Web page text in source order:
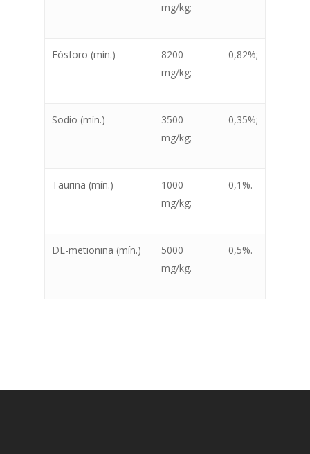
mg/kg;
Fósforo (mín.)
8200
mg/kg;
0,82%;
Sodio (mín.)
3500
mg/kg;
0,35%;
Taurina (mín.)
1000
mg/kg;
0,1%.
DL-metionina (mín.)
5000
mg/kg.
0,5%.